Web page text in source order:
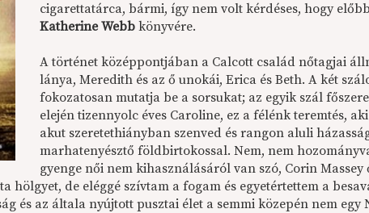
cigarettatárca, bármi, így nem volt kérdéses, hogy
Katherine Webb könyvére.
A történet középpontjában a Calcott család nőtagjai
lánya, Meredith és az ő unokái, Erica és Beth. A két
fokozatosan mutatja be a sorsukat; az egyik szál
elején tizennyolc éves Caroline, ez a félénk teremtés,
akut szeretethiányban szenved és rangon aluli
marhatenyésztő földbirtokossal. Nem, nem
gyenge női nem kihasználásáról van szó, Corin Massey
hölgyet, de eléggé szívtam a fogam és egyetértettem a
és az általa nyújtott pusztai élet a semmi közepén nem egy